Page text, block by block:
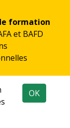
formation
et BAFD
OK